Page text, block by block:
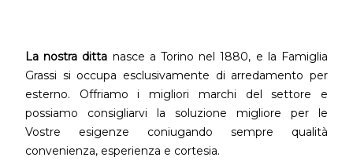
La nostra ditta nasce a Torino nel 1880, e la Famiglia
Grassi si occupa esclusivamente di arredamento per
esterno. Offriamo i migliori marchi del settore e
possiamo consigliarvi la soluzione migliore per le
Vostre esigenze coniugando sempre qualità
convenienza, esperienza e cortesia.